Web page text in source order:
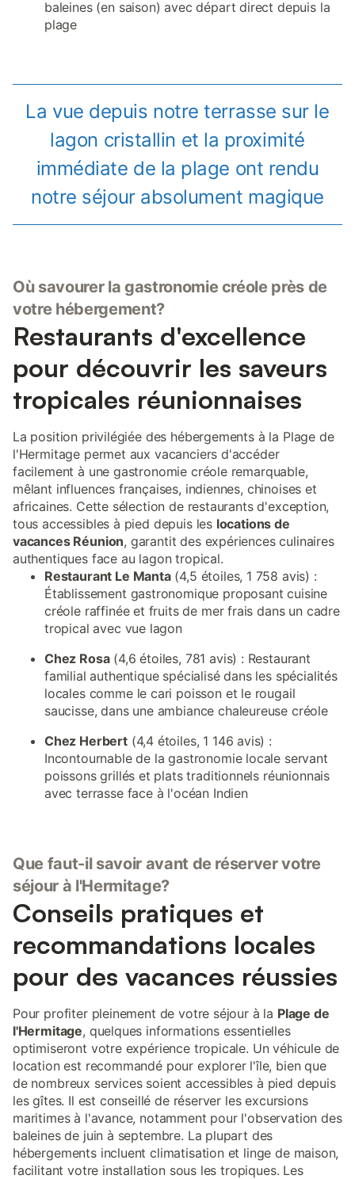
baleines (en saison) avec départ direct depuis la
plage
La vue depuis notre terrasse sur le
lagon cristallin et la proximité
immédiate de la plage ont rendu
notre séjour absolument magique
Où savourer la gastronomie créole près de
votre hébergement?
Restaurants d'excellence
pour découvrir les saveurs
tropicales réunionnaises
La position privilégiée des hébergements à la Plage de
l'Hermitage permet aux vacanciers d'accéder
facilement à une gastronomie créole remarquable,
mêlant influences françaises, indiennes, chinoises et
africaines. Cette sélection de restaurants d'exception,
tous accessibles à pied depuis les locations de
vacances Réunion, garantit des expériences culinaires
authentiques face au lagon tropical.
Restaurant Le Manta(4,5 étoiles, 1 758 avis) :
Établissement gastronomique proposant cuisine
créole raffinée et fruits de mer frais dans un cadre
tropical avec vue lagon
Chez Rosa(4,6 étoiles, 781 avis) : Restaurant
familial authentique spécialisé dans les spécialités
locales comme le cari poisson et le rougail
saucisse, dans une ambiance chaleureuse créole
Chez Herbert(4,4 étoiles, 1 146 avis) :
Incontournable de la gastronomie locale servant
poissons grillés et plats traditionnels réunionnais
avec terrasse face à l'océan Indien
Que faut-il savoir avant de réserver votre
séjour à l'Hermitage?
Conseils pratiques et
recommandations locales
pour des vacances réussies
Pour profiter pleinement de votre séjour à la Plage de
l'Hermitage, quelques informations essentielles
optimiseront votre expérience tropicale. Un véhicule de
location est recommandé pour explorer l'île, bien que
de nombreux services soient accessibles à pied depuis
les gîtes. Il est conseillé de réserver les excursions
maritimes à l'avance, notamment pour l'observation des
baleines de juin à septembre. La plupart des
hébergements incluent climatisation et linge de maison,
facilitant votre installation sous les tropiques. Les